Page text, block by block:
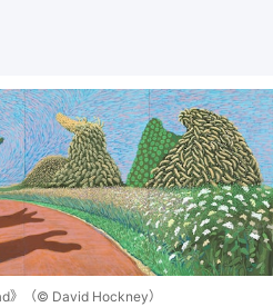
》（© David Hockney）